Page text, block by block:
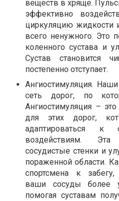
веществ в хряще.
эффективно
циркуляцию жидкости
всего ненужного. Это
коленного сустава и
Сустав становится
постепенно отступает.
Ангиостимуляция.
сеть дорог, по
Ангиостимуляция –
для этих дорог,
адаптироваться
воздействиям. Эта
сосудистые стенки и
пораженной области.
спортсмена к забегу,
ваши сосуды более
помогая суставам